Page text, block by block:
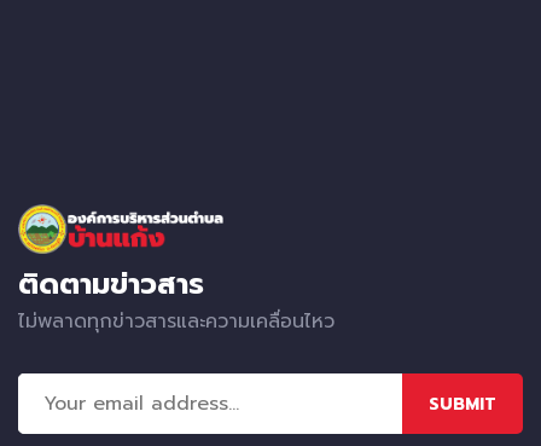
ติดตามข่าวสาร
ไม่พลาดทุกข่าวสารและความเคลื่อนไหว
SUBMIT